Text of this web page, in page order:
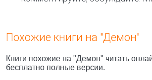
Похожие книги на "Демон"
Книги похожие на "Демон" читать
бесплатно полные версии.